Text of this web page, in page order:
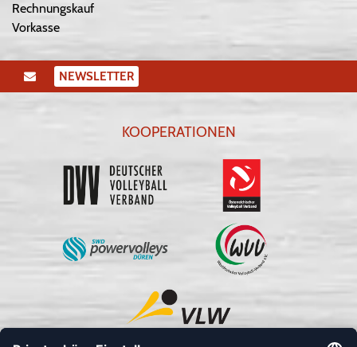
Rechnungskauf
Vorkasse
NEWSLETTER
KOOPERATIONEN